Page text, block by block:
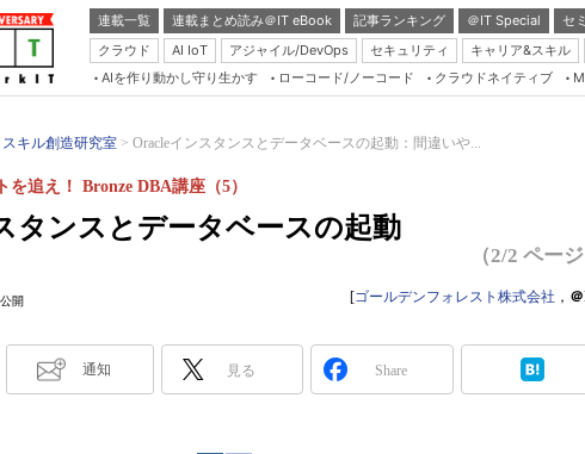
連載一覧 連載まとめ読み＠IT eBook 記事ランキング ＠IT Special セ
クラウド
AI IoT アジャイル/DevOps セキュリティ キャリア&スキル
AIを作り動かし守り生かす ローコード/ノーコード クラウドネイティブ
スキル創造研究室 Oracleインスタンスとデータベースの起動：間違いや...
タンスとデータベースの起動
を追え！ Bronze DBA講座（5）
（2/2 ページ
開 [ゴールデンフォレスト株式会社 ，
通知 見る Share